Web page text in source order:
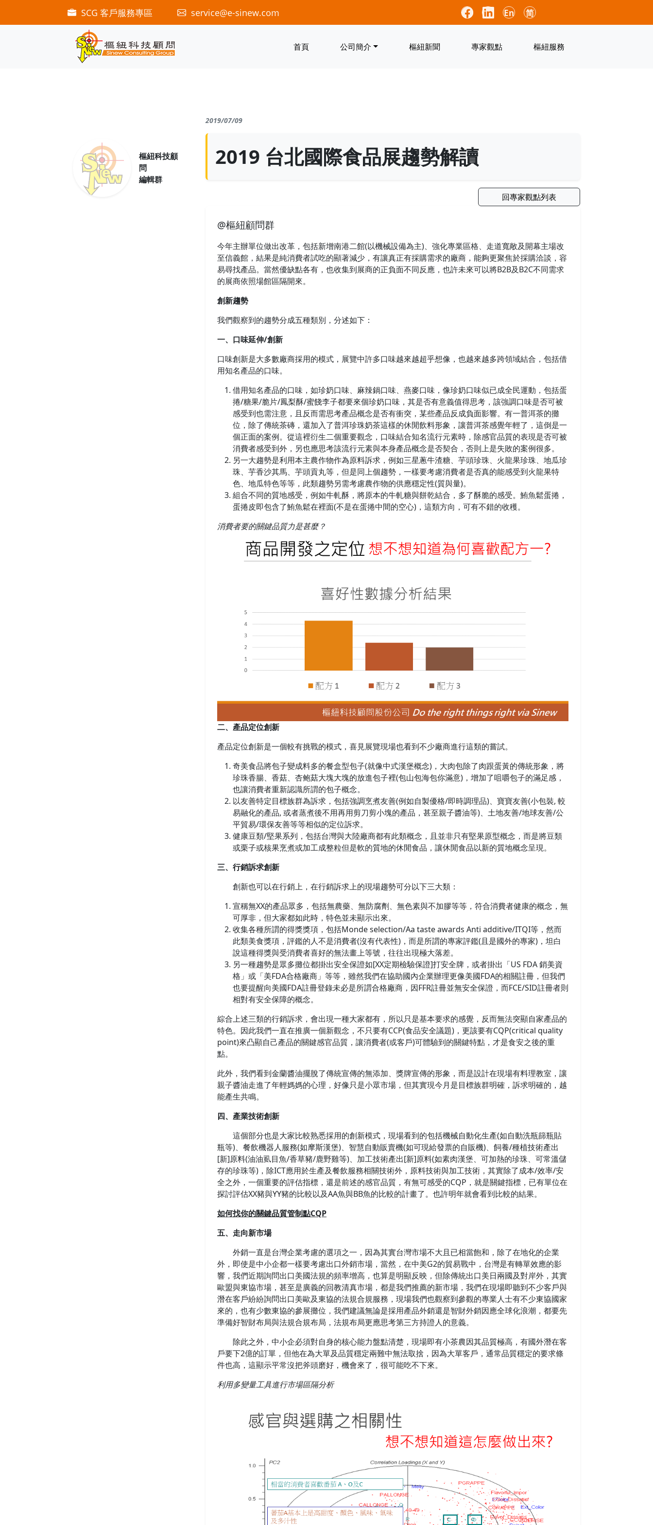
SCG 客戶服務專區 service@e-sinew.com En 简
首頁 公司簡介 樞紐新聞 專家觀點 樞紐服務
樞紐科技顧
問
編輯群
2019/07/09
2019 台北國際食品展趨勢解讀
回專家觀點列表
@樞紐顧問群
今年主辦單位做出改革，包括新增南港二館(以機械設備為主)、強化專業區格、走道寬敞及開幕主場改
至信義館，結果是純消費者試吃的顯著減少，有讓真正有採購需求的廠商，能夠更聚焦於採購洽談，容
易尋找產品。當然優缺點各有，也收集到展商的正負面不同反應，也許未來可以將B2B及B2C不同需求
的展商依照場館區隔開來。
創新趨勢
我們觀察到的趨勢分成五種類別，分述如下：
一、口味延伸/創新
口味創新是大多數廠商採用的模式，展覽中許多口味越來越超乎想像，也越來越多跨領域結合，包括借
用知名產品的口味。
借用知名產品的口味，如珍奶口味、麻辣鍋口味、燕麥口味，像珍奶口味似已成全民運動，包括蛋
捲/糖果/脆片/鳳梨酥/蜜餞李子都要來個珍奶口味，其是否有意義值得思考，該強調口味是否可被
感受到也需注意，且反而需思考產品概念是否有衝突，某些產品反成負面影響。有一普洱茶的攤
位，除了傳統茶磚，還加入了普洱珍珠奶茶這樣的休閒飲料形象，讓普洱茶感覺年輕了，這倒是一
個正面的案例。從這裡衍生二個重要觀念，口味結合知名流行元素時，除感官品質的表現是否可被
消費者感受到外，另也應思考該流行元素與本身產品概念是否契合，否則上是失敗的案例很多。
另一大趨勢是利用本主農作物作為原料訴求，例如三星蔥牛渣糖、芋頭珍珠、火龍果珍珠、地瓜珍
珠、芋香沙其馬、芋頭貢丸等，但是同上個趨勢，一樣要考慮消費者是否真的能感受到火龍果特
色、地瓜特色等等，此類趨勢另需考慮農作物的供應穩定性(質與量)。
組合不同的質地感受，例如牛軋酥，將原本的牛軋糖與餅乾結合，多了酥脆的感受。鮪魚鬆蛋捲，
蛋捲皮即包含了鮪魚鬆在裡面(不是在蛋捲中間的空心)，這類方向，可有不錯的收穫。
消費者要的關鍵品質力是甚麼？
二、產品定位創新
產品定位創新是一個較有挑戰的模式，喜見展覽現場也看到不少廠商進行這類的嘗試。
奇美食品將包子變成料多的餐盒型包子(就像中式漢堡概念)，大肉包除了肉跟蛋黃的傳統形象，將
珍珠香腸、香菇、杏鲍菇大塊大塊的放進包子裡(包山包海包你滿意)，增加了咀嚼包子的滿足感，
也讓消費者重新認識所謂的包子概念。
以友善特定目標族群為訴求，包括強調烹煮友善(例如自製優格/即時調理品)、寶寶友善(小包裝, 較
易融化的產品, 或者蒸煮後不用再用剪刀剪小塊的產品，甚至親子醬油等)、土地友善/地球友善/公
平貿易/環保友善等等相似的定位訴求。
健康豆類/堅果系列，包括台灣與大陸廠商都有此類概念，且並非只有堅果原型概念，而是將豆類
或栗子或核果烹煮或加工成整粒但是軟的質地的休閒食品，讓休閒食品以新的質地概念呈現。
三、行銷訴求創新
創新也可以在行銷上，在行銷訴求上的現場趨勢可分以下三大類：
宣稱無XX的產品眾多，包括無農藥、無防腐劑、無色素與不加膠等等，符合消費者健康的概念，無
可厚非，但大家都如此時，特色並未顯示出來。
收集各種所謂的得獎獎項，包括Monde selection/Aa taste awards Anti additive/ITQI等，然而
此類美食獎項，評鑑的人不是消費者(沒有代表性)，而是所謂的專家評鑑(且是國外的專家)，坦白
說這種得獎與受消費者喜好的無法畫上等號，往往出現極大落差。
另一種趨勢是眾多攤位都掛出安全保證如[XX定期檢驗保證]打安全牌，或者掛出「US FDA 銷美資
格」或「美FDA合格廠商」等等，雖然我們在協助國內企業辦理更像美國FDA的相關註冊，但我們
也要提醒向美國FDA註冊登錄未必是所謂合格廠商，因FFR註冊並無安全保證，而FCE/SID註冊者則
相對有安全保障的概念。
綜合上述三類的行銷訴求，會出現一種大家都有，所以只是基本要求的感覺，反而無法突顯自家產品的
特色。因此我們一直在推廣一個新觀念，不只要有CCP(食品安全議題)，更該要有CQP(critical quality
point)來凸顯自己產品的關鍵感官品質，讓消費者(或客戶)可體驗到的關鍵特點，才是食安之後的重
點。
此外，我們看到金蘭醬油擺脫了傳統宣傳的無添加、獎牌宣傳的形象，而是設計在現場有料理教室，讓
親子醬油走進了年輕媽媽的心理，好像只是小眾市場，但其實現今月是目標族群明確，訴求明確的，越
能產生共鳴。
四、產業技術創新
這個部分也是大家比較熟悉採用的創新模式，現場看到的包括機械自動化生產(如自動洗瓶篩瓶貼
瓶等)、餐飲機器人服務(如摩斯漢堡)、智慧自動販賣機(如可現給發票的自販機)、飼養/種植技術產出
[新]原料(油油虱目魚/香草豬/鹿野雞等)、加工技術產出[新]原料(如素肉漢堡、可加熱的珍珠、可常溫儲
存的珍珠等)，除ICT應用於生產及餐飲服務相關技術外，原料技術與加工技術，其實除了成本/效率/安
全之外，一個重要的評估指標，還是前述的感官品質，有無可感受的CQP，就是關鍵指標，已有單位在
探討評估XX豬與YY豬的比較以及AA魚與BB魚的比較的計畫了。也許明年就會看到比較的結果。
如何找你的關鍵品質管制點CQP
五、走向新市場
外銷一直是台灣企業考慮的選項之一，因為其實台灣市場不大且已相當飽和，除了在地化的企業
外，即使是中小企都一樣要考慮出口外銷市場，當然，在中美G2的貿易戰中，台灣是有轉單效應的影
響，我們近期詢問出口美國法規的頻率增高，也算是明顯反映，但除傳統出口美日兩國及對岸外，其實
歐盟與東協市場，甚至是廣義的回教清真市場，都是我們推薦的新市場，我們在現場即聽到不少客戶與
潛在客戶紛紛詢問出口美歐及東協的法規合規服務，現場我們也觀察到參觀的專業人士有不少東協國家
來的，也有少數東協的參展攤位，我們建議無論是採用產品外銷還是智財外銷因應全球化浪潮，都要先
準備好智財布局與法規合規布局，法規布局更應思考第三方持證人的意義。
除此之外，中小企必須對自身的核心能力盤點清楚，現場即有小茶農因其品質極高，有國外潛在客
戶要下2億的訂單，但他在為大單及品質穩定兩難中無法取捨，因為大單客戶，通常品質穩定的要求條
件也高，這顯示平常沒把斧頭磨好，機會來了，很可能吃不下來。
利用多變量工具進行市場區隔分析